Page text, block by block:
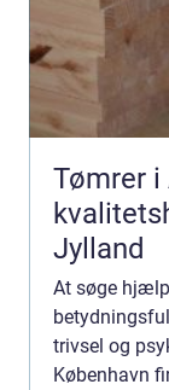
Tømrer i
Jylland
At søge
trivsel og
København